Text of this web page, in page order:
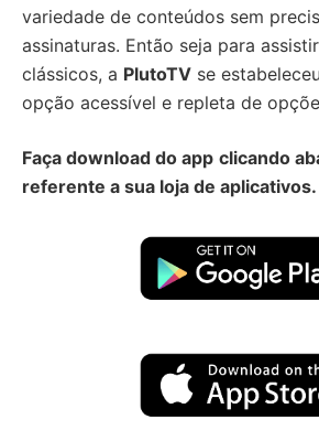
variedade de conteúdos sem
assinaturas. Então seja para
clássicos, a PlutoTV se
opção acessível e repleta de
Faça download do app clicando
referente a sua loja de aplicativos.